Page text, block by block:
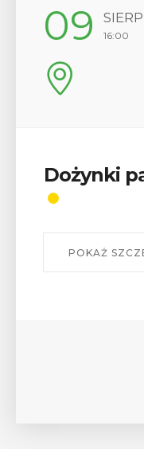
12 17:00
Wykład
odznaki
W środę 12